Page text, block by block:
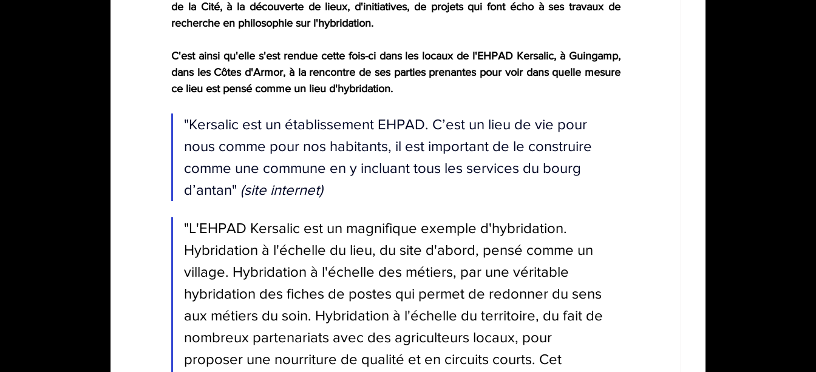
de la Cité, à la découverte de lieux, d'initiatives, de projets qui font écho à ses travaux de
recherche en philosophie sur l'hybridation.
C'est ainsi qu'elle s'est rendue cette fois-ci dans les locaux de l'EHPAD Kersalic, à Guingamp,
dans les Côtes d'Armor, à la rencontre de ses parties prenantes pour voir dans quelle mesure
ce lieu est pensé comme un lieu d'hybridation.
"Kersalic est un établissement EHPAD. C’est un lieu de vie pour
nous comme pour nos habitants, il est important de le construire
comme une commune en y incluant tous les services du bourg
d’antan" (site internet)
"L'EHPAD Kersalic est un magnifique exemple d'hybridation.
Hybridation à l'échelle du lieu, du site d'abord, pensé comme un
village. Hybridation à l'échelle des métiers, par une véritable
hybridation des fiches de postes qui permet de redonner du sens
aux métiers du soin. Hybridation à l'échelle du territoire, du fait de
nombreux partenariats avec des agriculteurs locaux, pour
proposer une nourriture de qualité et en circuits courts. Cet